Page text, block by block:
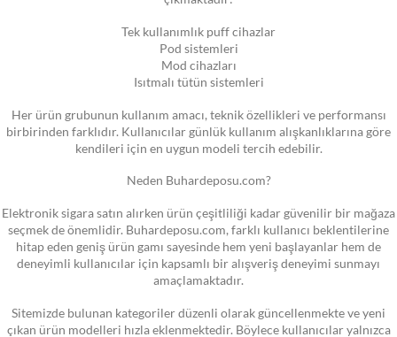
Tek kullanımlık puff cihazlar
Pod sistemleri
Mod cihazları
Isıtmalı tütün sistemleri
Her ürün grubunun kullanım amacı, teknik özellikleri ve performansı
birbirinden farklıdır. Kullanıcılar günlük kullanım alışkanlıklarına göre
kendileri için en uygun modeli tercih edebilir.
Neden Buhardeposu.com?
Elektronik sigara satın alırken ürün çeşitliliği kadar güvenilir bir mağaza
seçmek de önemlidir. Buhardeposu.com, farklı kullanıcı beklentilerine
hitap eden geniş ürün gamı sayesinde hem yeni başlayanlar hem de
deneyimli kullanıcılar için kapsamlı bir alışveriş deneyimi sunmayı
amaçlamaktadır.
Sitemizde bulunan kategoriler düzenli olarak güncellenmekte ve yeni
çıkan ürün modelleri hızla eklenmektedir. Böylece kullanıcılar yalnızca